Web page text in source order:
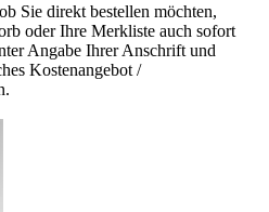
Sie direkt bestellen möchten,
oder Ihre Merkliste auch sofort
Angabe Ihrer Anschrift und
Kostenangebot /